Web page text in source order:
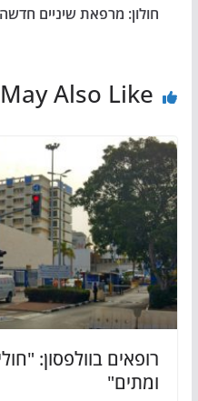
חולון: מרפאת שיניים
Also Like
רופאים בוולפסון:
ומתים"